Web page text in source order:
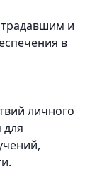
и
в
личного
для